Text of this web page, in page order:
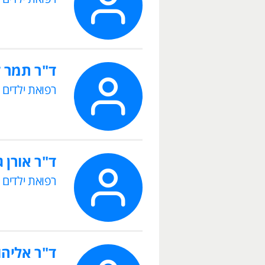
ד"ר תמר
רפואת ילדים
ד"ר ‪אורן גורדון
רפואת ילדים
ד"ר ‫אליהו וילונסקי‬‎